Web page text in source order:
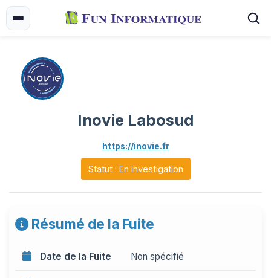
Inovie Labosud
https://inovie.fr
Statut : En investigation
Résumé de la Fuite
Date de la Fuite Non spécifié